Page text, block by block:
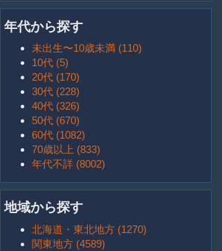
年代から探す
未出生〜10歳未満 (110)
10代 (5)
20代 (170)
30代 (228)
40代 (326)
50代 (670)
60代 (1082)
70歳以上 (833)
年代不詳 (8002)
地域から探す
北海道・東北地方 (1270)
関東地方 (4589)